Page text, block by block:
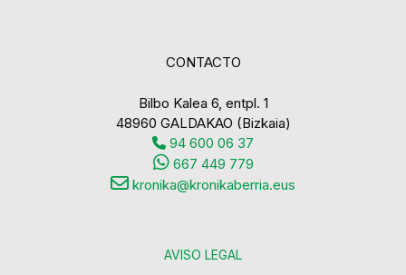
CONTACTO
Bilbo Kalea 6, entpl. 1
48960 GALDAKAO (Bizkaia)
94 600 06 37
667 449 779
kronika@kronikaberria.eus
AVISO LEGAL